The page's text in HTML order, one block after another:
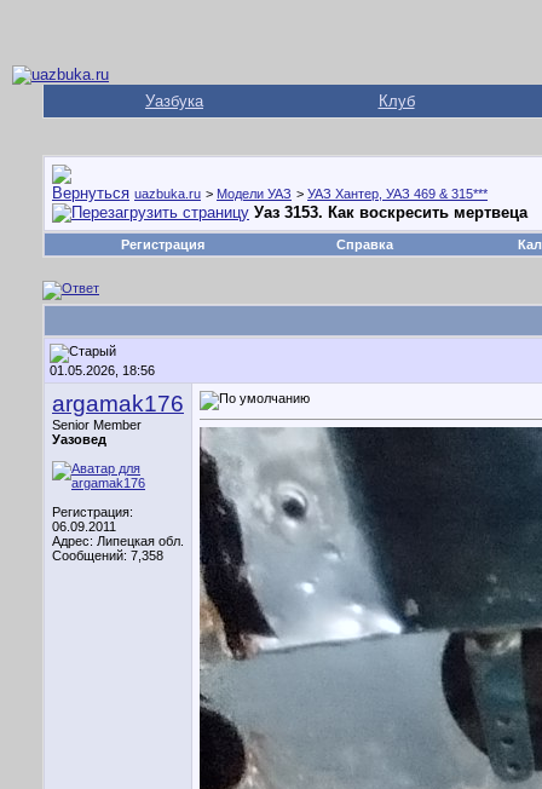
Уазбука Клуб
uazbuka.ru > Модели УАЗ > УАЗ Хантер, УАЗ 469 & 315***
Уаз 3153. Как воскресить мертвеца
Регистрация Справка
01.05.2026, 18:56
argamak176
Senior Member
Уазовед
Регистрация:
06.09.2011
Адрес: Липецкая обл.
Сообщений: 7,358